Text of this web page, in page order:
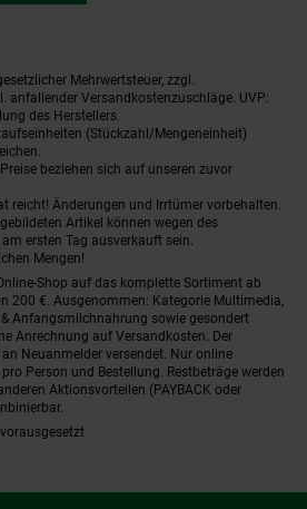
Mehrwertsteuer, zzgl.
anfallender Versandkostenzuschläge. UVP:
des Herstellers.
(Stückzahl/Mengeneinheit)
beziehen sich auf unseren zuvor
reicht! Änderungen und Irrtümer vorbehalten.
Artikel können wegen des
ersten Tag ausverkauft sein.
Mengen!
Shop auf das komplette Sortiment ab
200 €. Ausgenommen: Kategorie Multimedia,
& Anfangsmilchnahrung sowie gesondert
Anrechnung auf Versandkosten. Der
Neuanmelder versendet. Nur online
Person und Bestellung. Restbeträge werden
Aktionsvorteilen (PAYBACK oder